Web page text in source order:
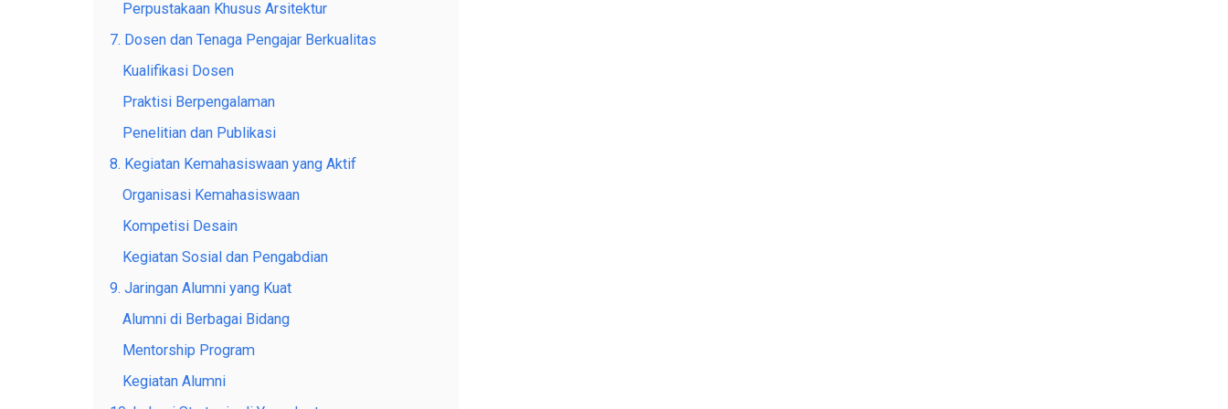
Perpustakaan Khusus Arsitektur
7. Dosen dan Tenaga Pengajar Berkualitas
Kualifikasi Dosen
Praktisi Berpengalaman
Penelitian dan Publikasi
8. Kegiatan Kemahasiswaan yang Aktif
Organisasi Kemahasiswaan
Kompetisi Desain
Kegiatan Sosial dan Pengabdian
9. Jaringan Alumni yang Kuat
Alumni di Berbagai Bidang
Mentorship Program
Kegiatan Alumni